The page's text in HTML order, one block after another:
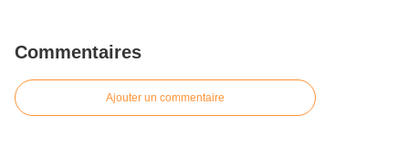
Commentaires
Ajouter un commentaire